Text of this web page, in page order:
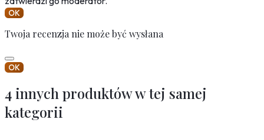
OK
Twoja recenzja nie może być wysłana
OK
4 innych produktów w tej samej
kategorii